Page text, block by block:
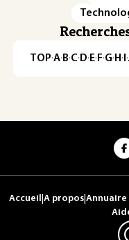
TOP·A·B·C· D· E· F·G· H · ·
Accueil A propos